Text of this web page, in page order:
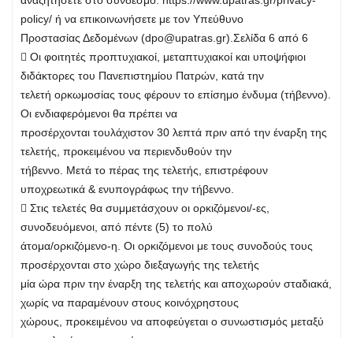
policy/ ή να επικοινωνήσετε με τον Υπεύθυνο
Προστασίας Δεδομένων (dpo@upatras.gr).Σελίδα 6 από 6
 Οι φοιτητές προπτυχιακοί, μεταπτυχιακοί και υποψήφιοι
διδάκτορες του Πανεπιστημίου Πατρών, κατά την
τελετή ορκωμοσίας τους φέρουν το επίσημο ένδυμα (τήβεννο).
Οι ενδιαφερόμενοι θα πρέπει να
προσέρχονται τουλάχιστον 30 λεπτά πριν από την έναρξη της
τελετής, προκειμένου να περιενδυθούν την
τήβεννο. Μετά το πέρας της τελετής, επιστρέφουν
υποχρεωτικά & ενυπογράφως την τήβεννο.
 Στις τελετές θα συμμετάσχουν οι ορκιζόμενοι/-ες,
συνοδευόμενοι, από πέντε (5) το πολύ
άτομα/ορκιζόμενο-η. Οι ορκιζόμενοι με τους συνοδούς τους
προσέρχονται στο χώρο διεξαγωγής της τελετής
μία ώρα πριν την έναρξη της τελετής και αποχωρούν σταδιακά,
χωρίς να παραμένουν στους κοινόχρηστους
χώρους, προκειμένου να αποφεύγεται ο συνωστισμός μεταξύ